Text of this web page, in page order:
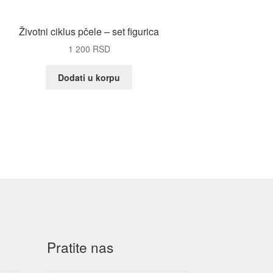
Životni ciklus pčele – set figurica
1 200 RSD
Dodati u korpu
Pratite nas